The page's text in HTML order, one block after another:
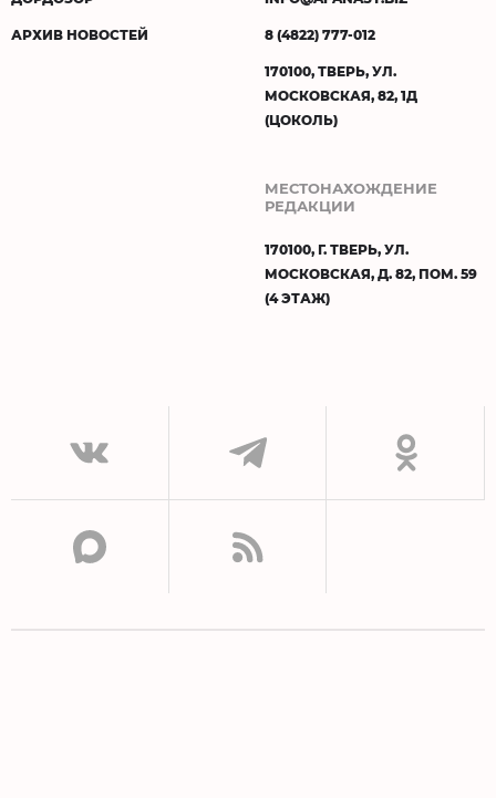
АРХИВ НОВОСТЕЙ 8 (4822) 777-012
170100, ТВЕРЬ, УЛ.
МОСКОВСКАЯ, 82, 1Д
(ЦОКОЛЬ)
МЕСТОНАХОЖДЕНИЕ
РЕДАКЦИИ
170100, Г. ТВЕРЬ, УЛ.
МОСКОВСКАЯ, Д. 82, ПОМ. 59
(4 ЭТАЖ)